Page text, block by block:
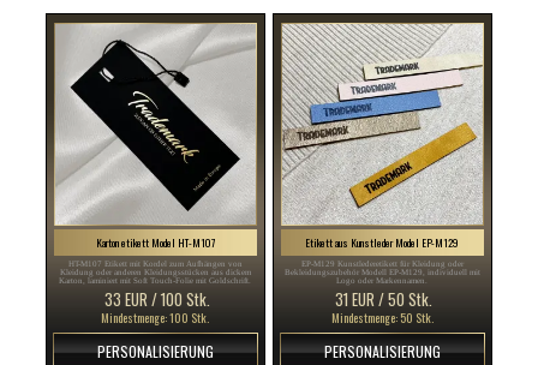
Karton etikett Model HT-M107
HT-M107 Etikett mit Kordel zum Aufhängen von
Kleidung oder anderen Kleidungsstücken aus dickem
Karton, laminiert mit Soft Touch-Folie mit Goldschrift.
33 EUR / 100 Stk.
Mindestmenge: 100 Stk.
PERSONALISIERUNG
Etikett aus Kunstleder Model EP-M129
EP-M129 Kunstlederetikett für Kleidung oder
Bekleidungszubehör Modell EP-M129, individuell mit
Logo oder Markennamen.
31 EUR / 50 Stk.
Mindestmenge: 50 Stk.
PERSONALISIERUNG